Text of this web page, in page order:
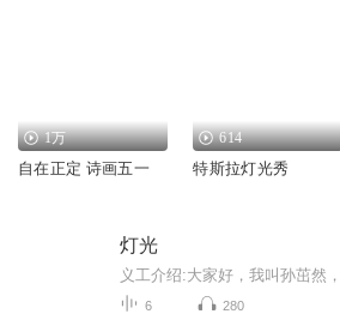
1万
自在正定 诗画五一
614
特斯拉灯光秀
灯光
6 280